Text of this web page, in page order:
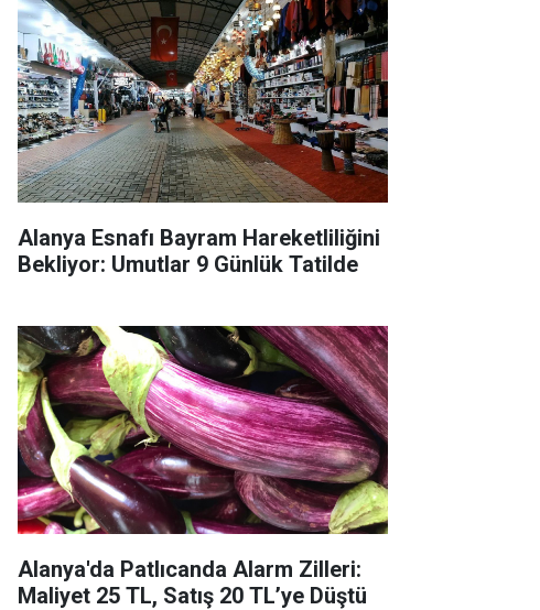
Alanya Esnafı Bayram Hareketliliğini
Bekliyor: Umutlar 9 Günlük Tatilde
Alanya'da Patlıcanda Alarm Zilleri:
Maliyet 25 TL, Satış 20 TL’ye Düştü